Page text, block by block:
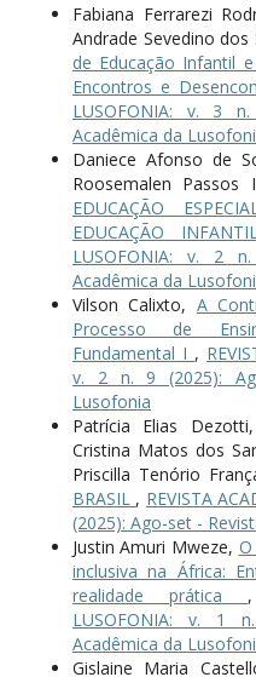
Fabiana Ferrarezi
Andrade Sevedino dos
de Educação Infantil
Encontros e
LUSOFONIA: v. 3
Acadêmica da
Daniece Afonso de
Roosemalen Passos
EDUCAÇÃO
EDUCAÇÃO
LUSOFONIA: v. 2
Acadêmica da
Vilson Calixto, A
Processo de
Fundamental I ,
v. 2 n. 9 (2025):
Lusofonia
Patrícia Elias
Cristina Matos dos
Priscilla Tenório
BRASIL , REVISTA
(2025): Ago-set -
Justin Amuri Mweze,
inclusiva na África:
realidade prática
LUSOFONIA: v. 1
Acadêmica da
Gislaine Maria